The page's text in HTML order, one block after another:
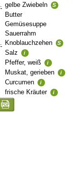
gelbe Zwiebeln S
Butter
Gemüsesuppe
Sauerrahm
Knoblauchzehen S
Salz i
Pfeffer, weiß i
Muskat, gerieben i
Curcumen i
frische Kräuter i